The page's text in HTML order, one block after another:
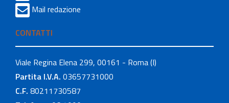
Mail redazione
CONTATTI
Viale Regina Elena 299, 00161 - Roma (I)
Partita I.V.A. 03657731000
C.F. 80211730587